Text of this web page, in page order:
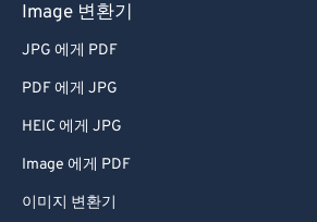
Image 변환기
JPG 에게 PDF
PDF 에게 JPG
HEIC 에게 JPG
Image 에게 PDF
이미지 변환기